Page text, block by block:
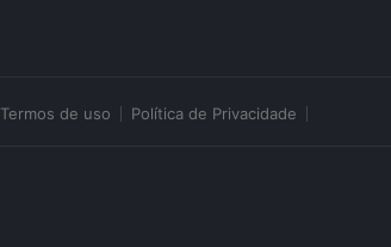
Termos de uso Política de Privacidade